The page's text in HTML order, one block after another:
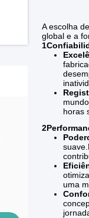
A escolha
global e a
mundo.
horas
suave.
uma